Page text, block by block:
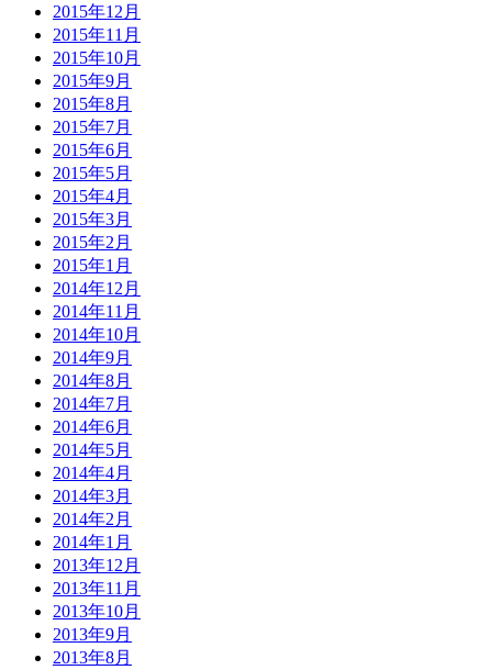
2015年12月
2015年11月
2015年10月
2015年9月
2015年8月
2015年7月
2015年6月
2015年5月
2015年4月
2015年3月
2015年2月
2015年1月
2014年12月
2014年11月
2014年10月
2014年9月
2014年8月
2014年7月
2014年6月
2014年5月
2014年4月
2014年3月
2014年2月
2014年1月
2013年12月
2013年11月
2013年10月
2013年9月
2013年8月